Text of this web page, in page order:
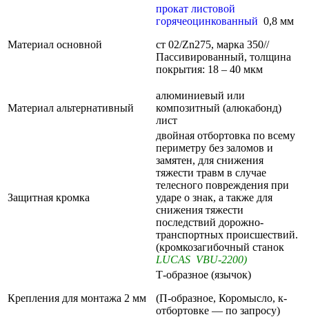
Материал основной
прокат листовой
горячеоцинкованный 0,8 мм
ст 02/Zn275, марка 350//
Пассивированный, толщина
покрытия: 18 – 40 мкм
Материал альтернативный
алюминиевый или
композитный (алюкабонд)
лист
Защитная кромка
двойная отбортовка по всему
периметру без заломов и
замятен, для снижения
тяжести травм в случае
телесного повреждения при
ударе о знак, а также для
снижения тяжести
последствий дорожно-
транспортных происшествий.
(кромкозагибочный станок
LUCAS VBU-2200)
Крепления для монтажа 2 мм
Т-образное (язычок)
(П-образное, Коромысло, к-
отбортовке — по запросу)